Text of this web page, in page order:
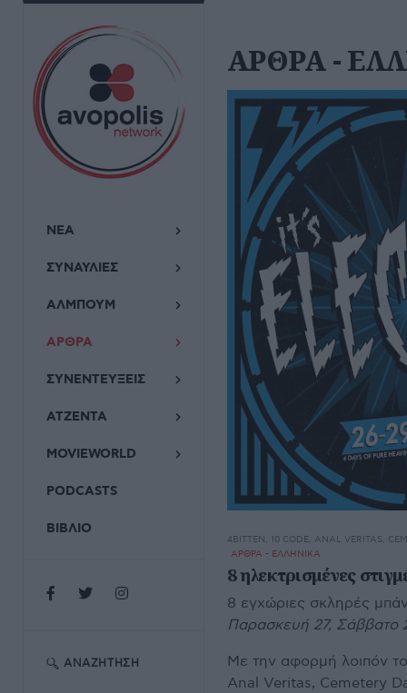
ΝΕΑ
ΣΥΝΑΥΛΙΕΣ
ΑΛΜΠΟΥΜ
ΑΡΘΡΑ
ΣΥΝΕΝΤΕΥΞΕΙΣ
ΑΤΖΕΝΤΑ
MOVIEWORLD
PODCASTS
ΒΙΒΛΙΟ
ΑΝΑΖΉΤΗΣΗ
ΑΡΘΡΑ -
4BITTEN, 10 CODE, ANAL VERITAS,
ΑΡΘΡΑ - ΕΛΛΗΝΙΚΑ
8 ηλεκτρισμένες
8 εγχώριες σκληρές
Παρασκευή 27, Σάββατο
Με την αφορμή λοιπόν
Anal Veritas, Cemetery